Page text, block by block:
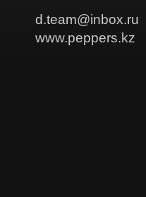
d.team@inbox.ru
www.peppers.kz